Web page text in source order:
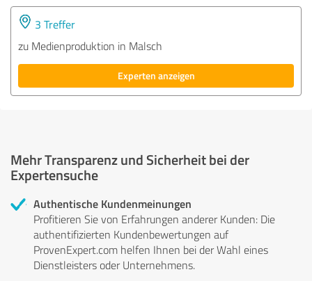
3 Treffer
zu Medienproduktion in Malsch
Experten anzeigen
Mehr Transparenz und Sicherheit bei der
Expertensuche
Authentische Kundenmeinungen
Profitieren Sie von Erfahrungen anderer Kunden: Die
authentifizierten Kundenbewertungen auf
ProvenExpert.com helfen Ihnen bei der Wahl eines
Dienstleisters oder Unternehmens.